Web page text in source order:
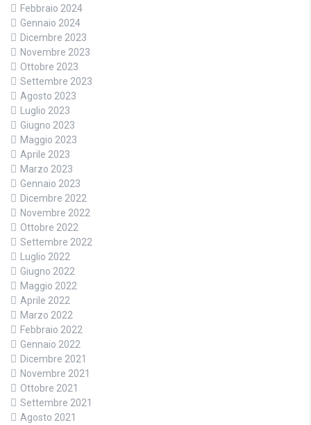
Febbraio 2024
Gennaio 2024
Dicembre 2023
Novembre 2023
Ottobre 2023
Settembre 2023
Agosto 2023
Luglio 2023
Giugno 2023
Maggio 2023
Aprile 2023
Marzo 2023
Gennaio 2023
Dicembre 2022
Novembre 2022
Ottobre 2022
Settembre 2022
Luglio 2022
Giugno 2022
Maggio 2022
Aprile 2022
Marzo 2022
Febbraio 2022
Gennaio 2022
Dicembre 2021
Novembre 2021
Ottobre 2021
Settembre 2021
Agosto 2021